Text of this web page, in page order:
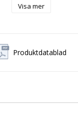
Visa mer
Produktdatablad